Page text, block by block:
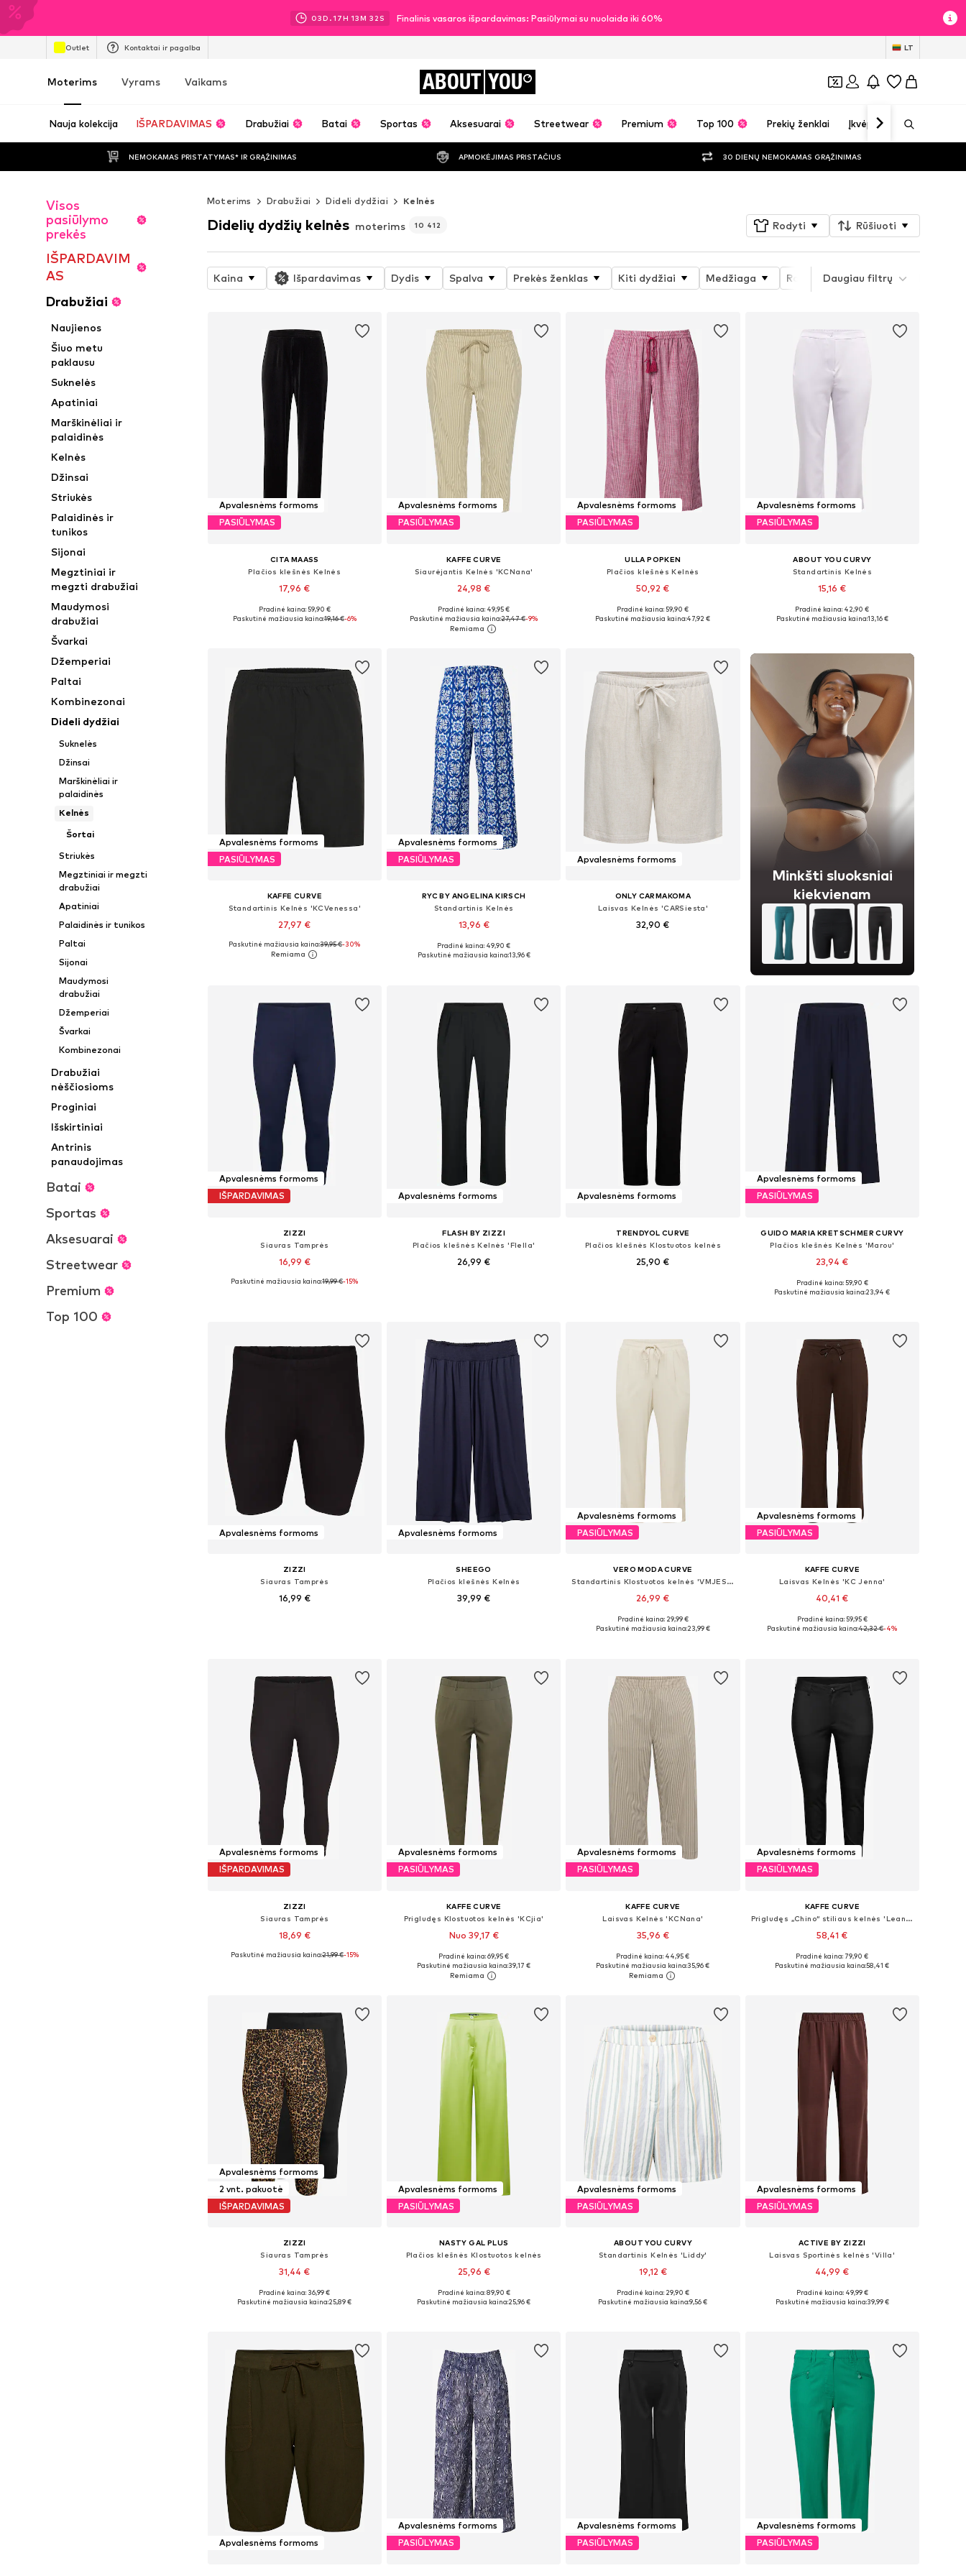
03D.17H 13M 30 S Finalinis vasaros išpardavimas: Pasiūlymai su nuolaida iki 60%
Outlet Kontaktai ir pagalba LT
Moterims Vyrams Vaikams ABOUT YOU
Nauja kolekcija IŠPARDAVIMAS Drabužiai Batai Sportas Aksesuarai Streetwear Premium Top 100 Prekių ženklai Įkvėpimas
NEMOKAMAS PRISTATYMAS* IR GRĄŽINIMAS APMOKĖJIMAS PRISTAČIUS 30 DIENŲ NEMOKAMAS GRĄŽINIMAS
Visos
pasiūlymo
prekės
IŠPARDAVIM
AS
Drabužiai
Naujienos
Šiuo metu
paklausu
Suknelės
Apatiniai
Marškinėliai ir
palaidinės
Kelnės
Džinsai
Striukės
Palaidinės ir
tunikos
Sijonai
Megztiniai ir
megzti drabužiai
Maudymosi
drabužiai
Švarkai
Džemperiai
Paltai
Kombinezonai
Dideli dydžiai
Suknelės
Džinsai
Marškinėliai ir
palaidinės
Kelnės
Šortai
Striukės
Megztiniai ir megzti
drabužiai
Apatiniai
Palaidinės ir tunikos
Paltai
Sijonai
Maudymosi
drabužiai
Džemperiai
Švarkai
Kombinezonai
Drabužiai
nėščiosioms
Proginiai
Išskirtiniai
Antrinis
panaudojimas
Batai
Sportas
Aksesuarai
Streetwear
Premium
Top 100
Moterims Drabužiai Dideli dydžiai Kelnės
Didelių dydžių kelnės moterims 10 412 Rodyti Rūšiuoti
Kaina Išpardavimas Dydis Spalva Prekės ženklas Kiti dydžiai Medžiaga Raštas Prekės savybės
Daugiau filtrų
Apvalesnėms formoms
PASIŪLYMAS
CITA MAASS
Plačios klešnės Kelnės
17,96 €
Galimi dydžiai: 44, 46, 48, 50, 52
Pradinė kaina: 59,90 €
Paskutinė mažiausia kaina:19,16 €-6%
Apvalesnėms formoms
PASIŪLYMAS
KAFFE CURVE
Siaurėjantis Kelnės 'KCNana'
24,98 €
Galimi dydžiai: 44, 46, 48, 50, 52, 54
Į krepšelį
Pradinė kaina: 49,95 €
Paskutinė mažiausia kaina:27,47 €-9%
Apvalesnėms formoms
PASIŪLYMAS
ULLA POPKEN
Plačios klešnės Kelnės
50,92 €
Galimi dydžiai: 42-44, 46-48, 50-52
Pradinė kaina: 59,90 €
Paskutinė mažiausia kaina:47,92 €
Apvalesnėms formoms
PASIŪLYMAS
ABOUT YOU CURVY
Standartinis Kelnės
15,16 €
Galimi dydžiai: 46, 48, 50, 52
Pradinė kaina: 42,90 €
Paskutinė mažiausia kaina:13,16 €
Apvalesnėms formoms
PASIŪLYMAS
KAFFE CURVE
Standartinis Kelnės 'KCVenessa'
27,97 €
Galimi dydžiai: 44, 46, 48, 50, 52, 54
Paskutinė mažiausia kaina:39,95 €-30%
Apvalesnėms formoms
PASIŪLYMAS
RYC BY ANGELINA KIRSCH
Standartinis Kelnės
13,96 €
Galimi dydžiai: 44, 46, 48, 52, 54
Pradinė kaina: 49,90 €
Paskutinė mažiausia kaina:13,96 €
Apvalesnėms formoms
ONLY CARMAKOMA
Laisvas Kelnės 'CARSiesta'
32,90 €
Minkšti sluoksniai
kiekvienam
Apvalesnėms formoms
IŠPARDAVIMAS
ZIZZI
Siauras Tamprės
16,99 €
Yra daugybė dydžių
Paskutinė mažiausia kaina:19,99 €-15%
Apvalesnėms formoms
FLASH BY ZIZZI
Plačios klešnės Kelnės 'Flella'
26,99 €
Apvalesnėms formoms
TRENDYOL CURVE
Plačios klešnės Klostuotos kelnės
25,90 €
Apvalesnėms formoms
PASIŪLYMAS
GUIDO MARIA KRETSCHMER CURVY
Plačios klešnės Kelnės 'Marou'
23,94 €
Galimi dydžiai: 46, 48, 50, 52
Pradinė kaina: 59,90 €
Paskutinė mažiausia kaina:23,94 €
Apvalesnėms formoms
ZIZZI
Siauras Tamprės
16,99 €
Apvalesnėms formoms
SHEEGO
Plačios klešnės Kelnės
39,99 €
Apvalesnėms formoms
PASIŪLYMAS
VERO MODA CURVE
Standartinis Klostuotos kelnės 'VMJESMILO'
26,99 €
Galimi dydžiai: 44, 46, 48, 50, 52
Pradinė kaina: 29,99 €
Paskutinė mažiausia kaina:23,99 €
Apvalesnėms formoms
PASIŪLYMAS
KAFFE CURVE
Laisvas Kelnės 'KC Jenna'
40,41 €
Galimi dydžiai: 44, 46-48, 50-52, 54
Pradinė kaina: 59,95 €
Paskutinė mažiausia kaina:42,32 €-4%
Apvalesnėms formoms
IŠPARDAVIMAS
ZIZZI
Siauras Tamprės
18,69 €
Yra daugybė dydžių
Paskutinė mažiausia kaina:21,99 €-15%
Apvalesnėms formoms
PASIŪLYMAS
KAFFE CURVE
Prigludęs Klostuotos kelnės 'KCjia'
Nuo 39,17 €
Galimi dydžiai: 42, 46, 50, 52, 54
Į krepšelį
Pradinė kaina: 69,95 €
Paskutinė mažiausia kaina:39,17 €
Apvalesnėms formoms
PASIŪLYMAS
KAFFE CURVE
Laisvas Kelnės 'KCNana'
35,96 €
Galimi dydžiai: 44, 46, 48, 52, 54
Į krepšelį
Pradinė kaina: 44,95 €
Paskutinė mažiausia kaina:35,96 €
Apvalesnėms formoms
PASIŪLYMAS
KAFFE CURVE
Prigludęs „Chino“ stiliaus kelnės 'Leana'
58,41 €
Galimi dydžiai: 44, 46, 48, 54
Pradinė kaina: 79,90 €
Paskutinė mažiausia kaina:58,41 €
Apvalesnėms formoms
2 vnt. pakuotė
IŠPARDAVIMAS
ZIZZI
Siauras Tamprės
31,44 €
Yra daugybė dydžių
Pradinė kaina: 36,99 €
Paskutinė mažiausia kaina:25,89 €
Apvalesnėms formoms
PASIŪLYMAS
NASTY GAL PLUS
Plačios klešnės Klostuotos kelnės
25,96 €
Galimi dydžiai: 44, 46, 48, 50, 54
Pradinė kaina: 89,90 €
Paskutinė mažiausia kaina:25,96 €
Apvalesnėms formoms
PASIŪLYMAS
ABOUT YOU CURVY
Standartinis Kelnės 'Liddy'
19,12 €
Galimi dydžiai: 46, 48
Pradinė kaina: 29,90 €
Paskutinė mažiausia kaina:9,56 €
Apvalesnėms formoms
PASIŪLYMAS
ACTIVE BY ZIZZI
Laisvas Sportinės kelnės 'Villa'
44,99 €
Pradinė kaina: 49,99 €
Paskutinė mažiausia kaina:39,99 €
Apvalesnėms formoms
Apvalesnėms formoms
PASIŪLYMAS
Apvalesnėms formoms
PASIŪLYMAS
Apvalesnėms formoms
PASIŪLYMAS